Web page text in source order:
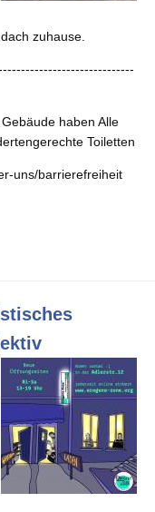
zuhause.
haben Alle
Toiletten
uns/barrierefreiheit